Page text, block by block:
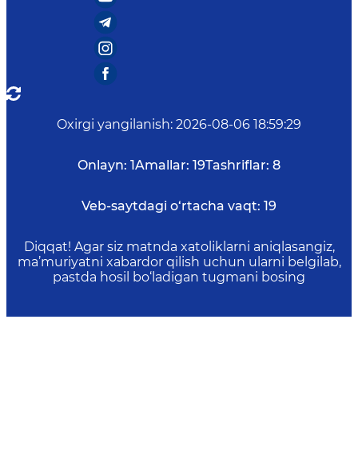
Oxirgi yangilanish: 2026-08-06 18:59:29
Onlayn: 1Amallar: 19Tashriflar: 8
Veb-saytdagi o‘rtacha vaqt: 19
Diqqat! Agar siz matnda xatoliklarni aniqlasangiz,
ma’muriyatni xabardor qilish uchun ularni belgilab,
pastda hosil bo‘ladigan tugmani bosing